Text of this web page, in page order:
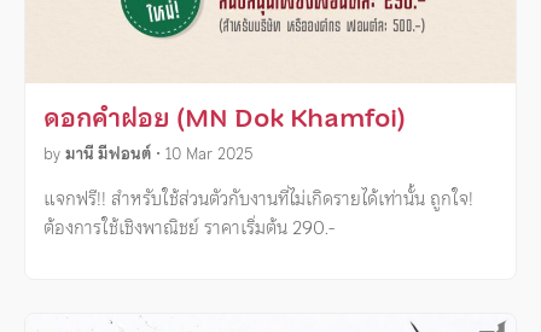
ดอกคำฝอย (MN Dok Khamfoi)
byมานี มีฟอนต์ • 10 Mar 2025
แจกฟรี!! สำหรับใช้ส่วนตัวกับงานที่ไม่เกิดรายได้เท่านั้น ถูกใจ!
ต้องการใช้เชิงพาณิชย์ ราคาเริ่มต้น 290.-